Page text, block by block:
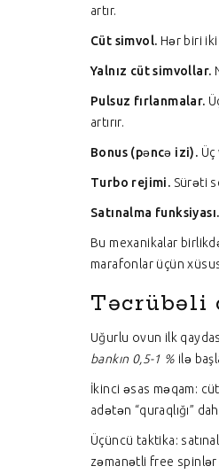
artır.
Cüt simvol. Hər biri
Yalnız cüt simvollar.
Pulsuz fırlanmalar.
artırır.
Bonus (pəncə izi).
Turbo rejimi. Sürəti
Satınalma funksiyası.
Bu mexanikalar
marafonlar üçün
Təcrübəli
Uğurlu ovun ilk
bankın 0,5-1 % ilə
İkinci əsas məqam:
adətən “quraqlığı”
Üçüncü taktika:
zəmanətli free spinlər